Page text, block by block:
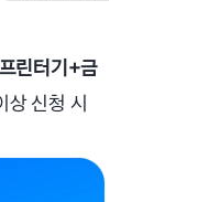
린터기+금
상 신청 시